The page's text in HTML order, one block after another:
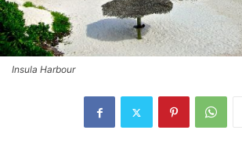
Insula Harbour